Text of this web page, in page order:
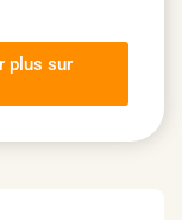
plus sur